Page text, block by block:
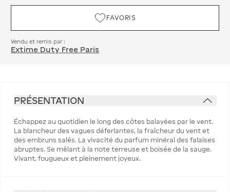
FAVORIS
Vendu et remis par :
Extime Duty Free Paris
PRÉSENTATION
Échappez au quotidien le long des côtes balayées par le vent.
La blancheur des vagues déferlantes, la fraîcheur du vent et
des embruns salés. La vivacité du parfum minéral des falaises
abruptes. Se mêlant à la note terreuse et boisée de la sauge.
Vivant, fougueux et pleinement joyeux.